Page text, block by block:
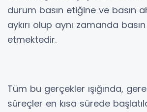
durum basın etiğine ve basın
aykırı olup aynı zamanda
etmektedir.
Tüm bu gerçekler ışığında,
süreçler en kısa sürede